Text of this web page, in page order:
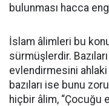
bulunması hacca
İslam âlimleri bu
sürmüşlerdir.
evlendirmesini
bazıları ise bunu
hiçbir âlim, “Çocuğu